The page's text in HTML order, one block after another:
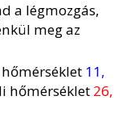
a légmozgás,
meg az
11,
hőmérséklet 26,